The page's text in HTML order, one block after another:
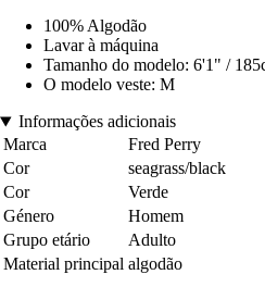
100% Algodão
Lavar à máquina
Tamanho do modelo: 6'1" /
O modelo veste: M
Informações adicionais
Marca
Fred Perry
Cor
seagrass/black
Cor
Verde
Género
Homem
Grupo etário
Adulto
Material principal algodão